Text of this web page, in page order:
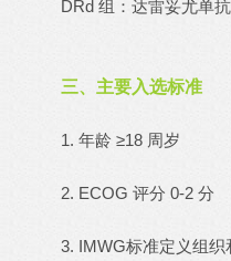
DRd 组：达雷妥尤单
三、主要入选标准
1. 年龄 ≥18 周岁
2. ECOG 评分 0-2 分
3. IMWG标准定义组